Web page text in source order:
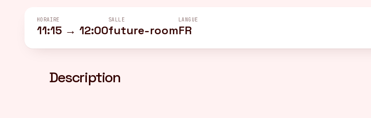
HORAIRE
11:15 → 12:00
SALLE
future-room
LANGUE
FR
Description